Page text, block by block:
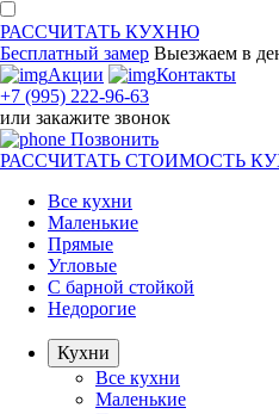
РАССЧИТАТЬ КУХНЮ
Бесплатный замер Выезжаем в
Акции
Контакты
+7 (995) 222-96-63
или закажите звонок
Позвонить
РАССЧИТАТЬ СТОИМОСТЬ
Все кухни
Маленькие
Прямые
Угловые
С барной стойкой
Недорогие
Кухни
Все кухни
Маленькие